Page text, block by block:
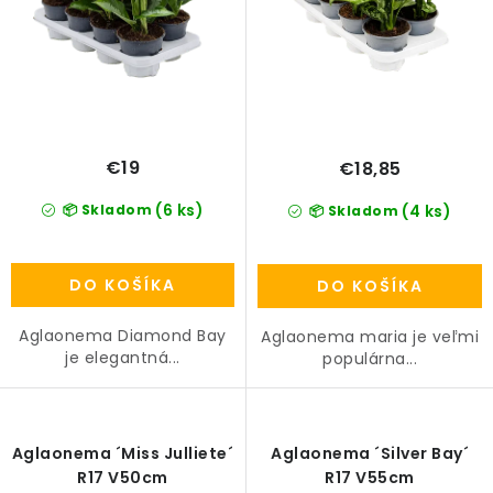
📦 Skladom (6 ks)
€19
DO KOŠÍKA
Aglaonema Diamond Bay
je elegantná...
📦 Skladom (4 ks)
€18,85
DO KOŠÍKA
Aglaonema maria je veľmi
populárna...
Aglaonema ´Miss Julliete´
R17 V50cm
Aglaonema ´Silver Bay´
R17 V55cm